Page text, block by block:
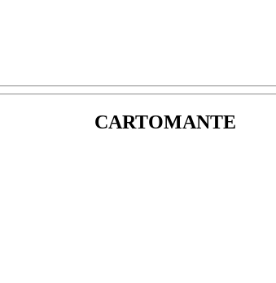
CARTOMANTE